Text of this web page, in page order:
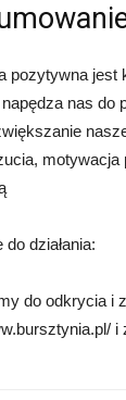
pozytywna jest
napędza nas do
motywacja
działania:
do odkrycia i
i